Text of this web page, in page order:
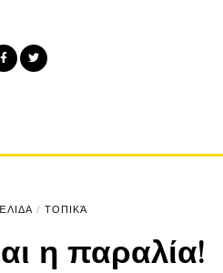
/ ΤΟΠΙΚΆ
η παραλία!